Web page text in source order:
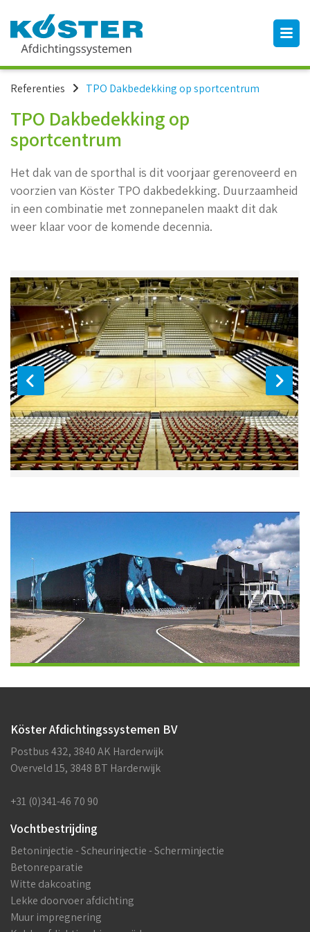
Referenties TPO Dakbedekking op sportcentrum
TPO Dakbedekking op
sportcentrum
Het dak van de sporthal is dit voorjaar gerenoveerd en
voorzien van Köster TPO dakbedekking. Duurzaamheid
in een combinatie met zonnepanelen maakt dit dak
weer klaar voor de komende decennia.
Köster Afdichtingssystemen BV
Postbus 432, 3840 AK Harderwijk
Overveld 15, 3848 BT Harderwijk
+31 (0)341-46 70 90
Vochtbestrijding
Betoninjectie - Scheurinjectie - Scherminjectie
Betonreparatie
Witte dakcoating
Lekke doorvoer afdichting
Muur impregnering